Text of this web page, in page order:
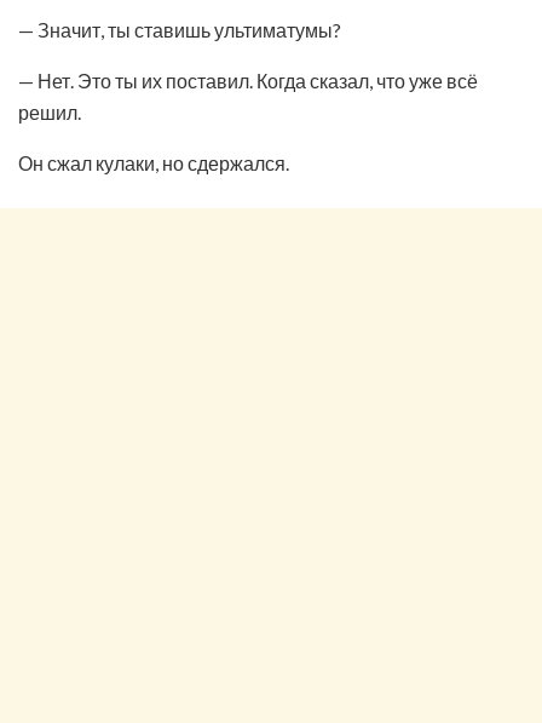
— Значит, ты ставишь ультиматумы?
— Нет. Это ты их поставил. Когда сказал, что уже всё
решил.
Он сжал кулаки, но сдержался.